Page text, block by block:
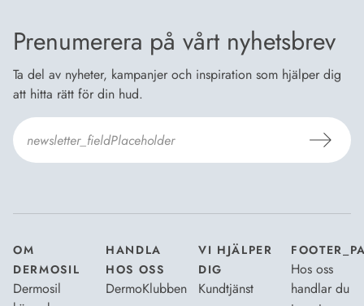
Prenumerera på vårt nyhetsbrev
Ta del av nyheter, kampanjer och inspiration som hjälper dig
att hitta rätt för din hud.
OM
DERMOSIL
Dermosil
HANDLA
HOS OSS
DermoKlubben
VI HJÄLPER
DIG
Kundtjänst
Hos oss
handlar du